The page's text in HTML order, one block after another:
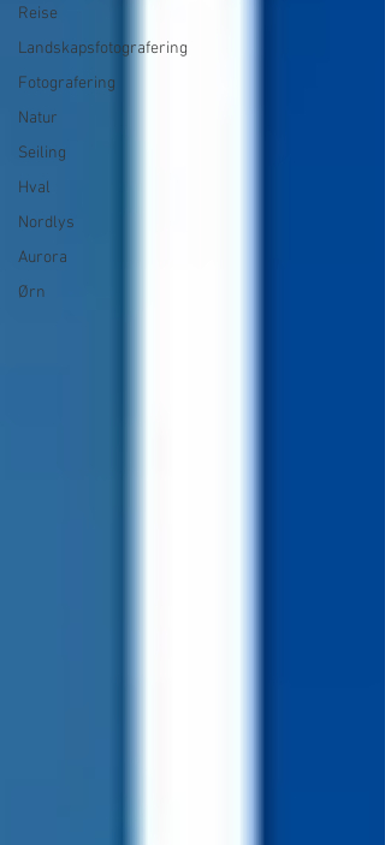
Reise
Landskapsfotografering
Fotografering
Natur
Seiling
Hval
Nordlys
Aurora
Ørn